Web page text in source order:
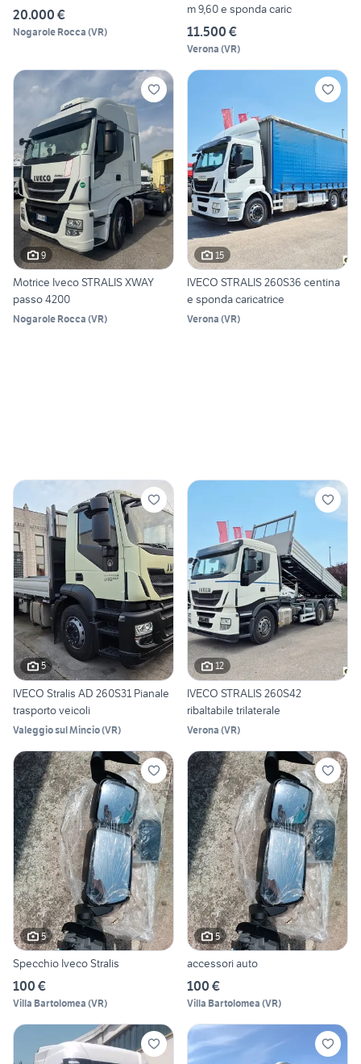
20.000 €
Nogarole Rocca (VR)
m 9,60 e sponda caric
11.500 €
Verona (VR)
9
Motrice Iveco STRALIS XWAY
passo 4200
Nogarole Rocca (VR)
15
IVECO STRALIS 260S36 centina
e sponda caricatrice
Verona (VR)
5
IVECO Stralis AD 260S31 Pianale
trasporto veicoli
Valeggio sul Mincio(VR)
12
IVECO STRALIS 260S42
ribaltabile trilaterale
Verona (VR)
5
Specchio Iveco Stralis
100 €
Villa Bartolomea (VR)
5
accessori auto
100 €
Villa Bartolomea (VR)